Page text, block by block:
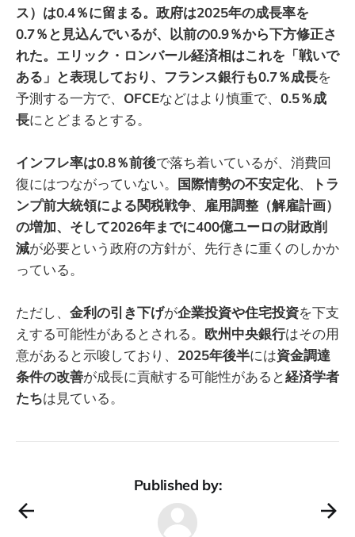
ス）は0.4％に留まる。政府は2025年の成長率を
0.7％と見込んでいるが、以前の0.9％から下方修正さ
れた。エリック・ロンバール経済相はこれを「戦いで
ある」と表現しており、フランス銀行も0.7％成長を
予測する一方で、 OFCEなどはより慎重で、 0.5％成
長にとどまるとする。
インフレ率は0.8％前後で落ち着いているが、消費回
復にはつながっていない。
国際情勢の不安定化、
トラ
ンプ前大統領による関税戦争、 雇用調整（解雇計画）
の増加、そして2026年までに400億ユーロの財政削
減が必要という政府の方針が、先行きに重くのしかか
っている。
ただし、 金利の引き下げが企業投資や住宅投資を下支
えする可能性があるとされる。 欧州中央銀行はその用
意があると示唆しており、 2025年後半には資金調達
条件の改善が成長に貢献する可能性があると経済学者
たちは見ている。
Published by: